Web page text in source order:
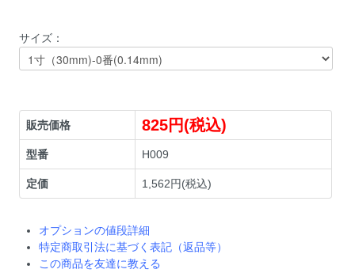
サイズ：
販売価格 825円(税込)
型番 H009
定価 1,562円(税込)
オプションの値段詳細
特定商取引法に基づく表記（返品等）
この商品を友達に教える